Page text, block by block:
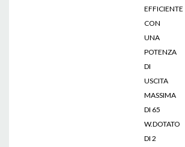
EFFICIENTE
CON
UNA
POTENZA
DI
USCITA
MASSIMA
DI 65
W.DOTATO
DI 2